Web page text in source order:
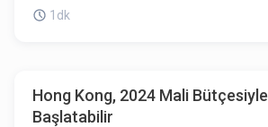
olarak finanse edilecek. IOTA, Abu
1dk
Hong Kong, 2024 Mali
Başlatabilir